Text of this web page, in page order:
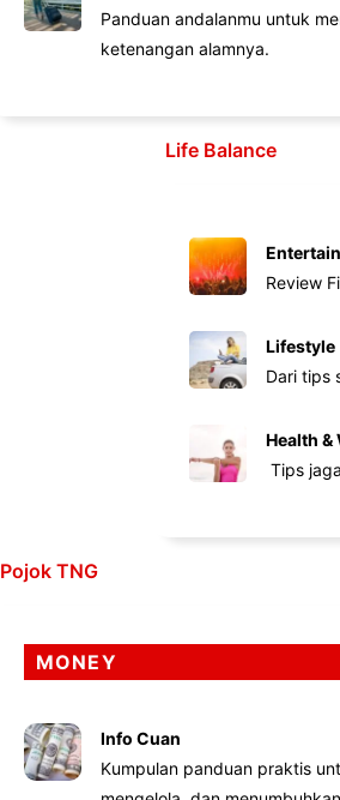
Panduan andalanmu untuk
ketenangan alamnya.
Life Balance
Review
Lifestyle
Dari tips
Health &
Tips
Pojok TNG
MONEY
Info Cuan
Kumpulan panduan praktis